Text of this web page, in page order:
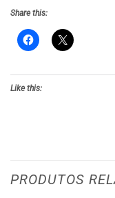
Share this:
Like this:
PRODUTOS